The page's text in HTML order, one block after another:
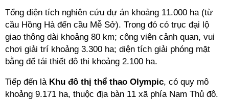
Tổng diện tích nghiên cứu dự án khoảng 11.000 ha (từ
cầu Hồng Hà đến cầu Mễ Sở). Trong đó có trục đại lộ
giao thông dài khoảng 80 km; công viên cảnh quan, vui
chơi giải trí khoảng 3.300 ha; diện tích giải phóng mặt
bằng để tái thiết đô thị khoảng 2.100 ha.
Tiếp đến là Khu đô thị thể thao Olympic, có quy mô
khoảng 9.171 ha, thuộc địa bàn 11 xã phía Nam Thủ đô.